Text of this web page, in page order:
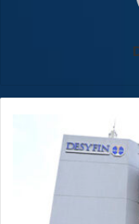
intervendrá
“actuaciones